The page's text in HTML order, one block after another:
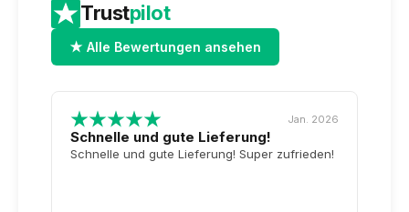
Trustpilot
★ Alle Bewertungen ansehen
Jan. 2026
Schnelle und gute Lieferung!
Schnelle und gute Lieferung! Super zufrieden!